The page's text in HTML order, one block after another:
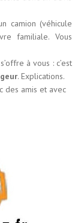
camion (véhicule
familiale. Vous
à vous : c’est
. Explications.
des amis et avec